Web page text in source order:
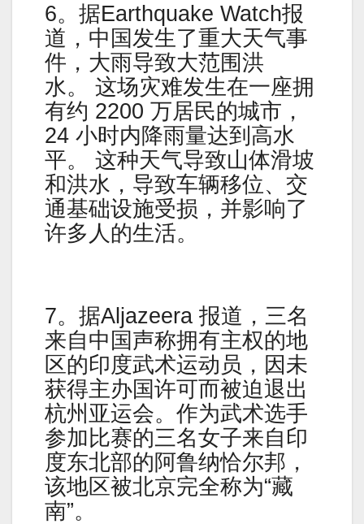
6。据Earthquake Watch报
道，中国发生了重大天气事
件，大雨导致大范围洪
水。 这场灾难发生在一座拥
有约 2200 万居民的城市，
24 小时内降雨量达到高水
平。 这种天气导致山体滑坡
和洪水，导致车辆移位、交
通基础设施受损，并影响了
许多人的生活。
7。据Aljazeera 报道，三名
来自中国声称拥有主权的地
区的印度武术运动员，因未
获得主办国许可而被迫退出
杭州亚运会。作为武术选手
参加比赛的三名女子来自印
度东北部的阿鲁纳恰尔邦，
该地区被北京完全称为“藏
南”。